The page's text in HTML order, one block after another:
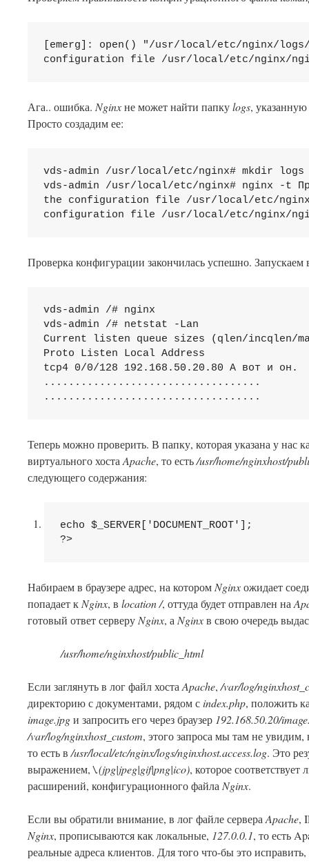
[emerg]: open() "/usr/local/etc/nginx/
Ага.. ошибка. Nginxне может найти папкуlogs,
Просто создадим ее:
vds-admin /usr/local/etc/nginx# mkdir logs
vds-admin /usr/local/etc/nginx# nginx -t
the configuration file /usr/local/etc/
Проверка конфигурации закончилась успешно. Запускаем
vds-admin /# nginx
vds-admin /# netstat -Lan
Current listen queue sizes (qlen/incqlen/
Proto Listen Local Address
tcp4 0/0/128 192.168.50.20.80 А вот и он.
...................................
Теперь можно проверить. В папку, которая указана у нас
виртуального хоста Apache, то есть/usr/home/nginxhost/
следующего содержания:
echo $_SERVER[ 'DOCUMENT_ROOT'
?>
Набираем в браузере адрес, на котором Nginxожидает
попадает к Nginx, в location /, оттуда будет отправлен на
готовый ответ серверу Nginx, а Nginxв свою очередь
/usr/home/nginxhost/public_html
Если заглянуть в лог файл хоста Apache,/var/log/
директорию с документами, рядом сindex.php, положить
image.jpgи запросить его через браузер 192.168.50.20/
/var/log/nginxhost_custom, этого запроса мы там не
то есть в/usr/local/etc/nginx/logs/nginxhost.access.log. Это
выражением,\.(jpg|jpeg|gif|png|ico), которое
расширений, конфигурационного файла Nginx.
Если вы обратили внимание, в лог файле сервера Apache,
Nginx, прописываются как локальные, 127.0.0.1, то есть
реальные адреса клиентов. Для того что-бы это